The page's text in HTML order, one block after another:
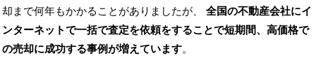
却まで何年もかかることがありましたが、 全国の不動産会社にイ
ンターネットで一括で査定を依頼をすることで短期間、高価格で
の売却に成功する事例が増えています。